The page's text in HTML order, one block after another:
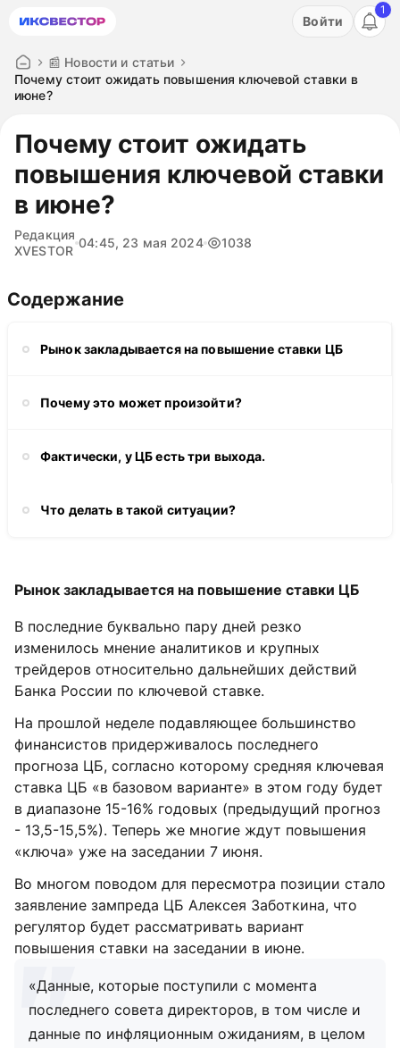
Акция: бесплатный пробный период на 3 дня!
Войти
1
📰 Новости и статьи
Почему стоит ожидать повышения ключевой ставки в
июне?
Почему стоит ожидать
повышения ключевой ставки
в июне?
Редакция
XVESTOR
04:45, 23 мая 2024 1038
Содержание
Рынок закладывается на повышение ставки ЦБ
Почему это может произойти?
Фактически, у ЦБ есть три выхода.
Что делать в такой ситуации?
Рынок закладывается на повышение ставки ЦБ
В последние буквально пару дней резко
изменилось мнение аналитиков и крупных
трейдеров относительно дальнейших действий
Банка России по ключевой ставке.
На прошлой неделе подавляющее большинство
финансистов придерживалось последнего
прогноза ЦБ, согласно которому средняя ключевая
ставка ЦБ «в базовом варианте» в этом году будет
в диапазоне 15-16% годовых (предыдущий прогноз
- 13,5-15,5%). Теперь же многие ждут повышения
«ключа» уже на заседании 7 июня.
Во многом поводом для пересмотра позиции стало
заявление зампреда ЦБ Алексея Заботкина, что
регулятор будет рассматривать вариант
повышения ставки на заседании в июне.
«Данные, которые поступили с момента
последнего совета директоров, в том числе и
данные по инфляционным ожиданиям, в целом